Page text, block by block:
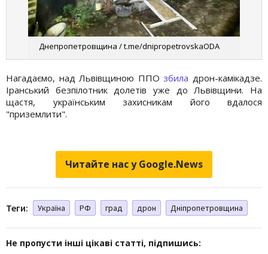
Днепропетровщина / t.me/dnipropetrovskaODA
Нагадаємо, над Львівщиною ППОзбила дрон-камікадзе.
Іранський безпілотник долетів уже до Львівщини. На
щастя, українським захисникам його вдалося
"приземлити".
Читайте нас у Google.News
Теги: Україна РФ град дрон Дніпропетровщина
Не пропусти інші цікаві статті, підпишись: